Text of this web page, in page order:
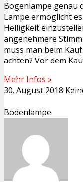
Bogenlampe genau
Lampe ermöglicht
Helligkeit
angenehmere
muss man beim
achten? Vor dem
Mehr Infos »
30. August 2018
Bodenlampe